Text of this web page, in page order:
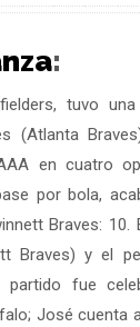
:
tuvo
(Atlanta
en cuatro
por bola,
Braves: 10.
Braves) y el
partido fue
José cuenta